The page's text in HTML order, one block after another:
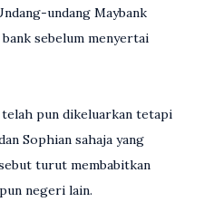
undang Maybank
sebelum menyertai
pun dikeluarkan tetapi
Sophian sahaja yang
turut membabitkan
negeri lain.